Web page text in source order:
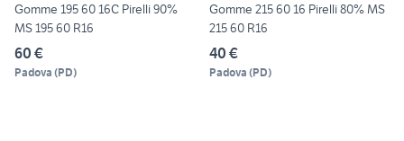
Gomme 195 60 16C Pirelli 90%
MS 195 60 R16
60 €
Padova (PD)
Gomme 215 60 16 Pirelli 80% MS
215 60 R16
40 €
Padova (PD)